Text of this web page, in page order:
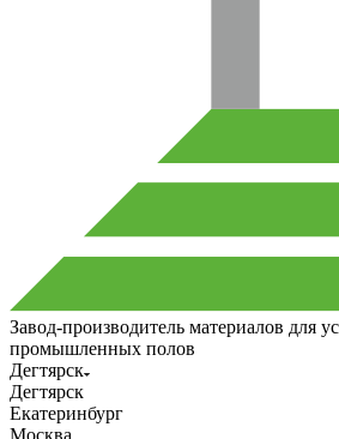
Завод-производитель материалов для
промышленных полов
Дегтярск
Дегтярск
Екатеринбург
Москва